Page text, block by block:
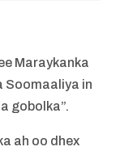
Maraykanka
Soomaaliya in
gobolka”.
ah oo dhex